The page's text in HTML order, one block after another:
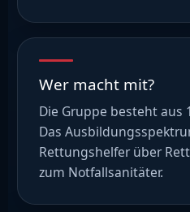
Wer macht mit?
Die Gruppe besteht aus
Das
Rettungshelfer über
zum Notfallsanitäter.